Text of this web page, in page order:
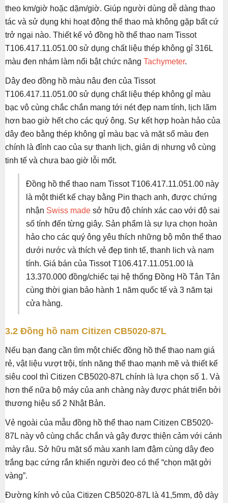
theo km/giờ hoặc dặm/giờ. Giúp người dùng dễ dàng thao
tác và sử dụng khi hoạt động thể thao mà không gặp bất cứ
trở ngại nào. Thiết kế vỏ đồng hồ thể thao nam Tissot
T106.417.11.051.00 sử dụng chất liệu thép không gỉ 316L
màu đen nhám làm nổi bật chức năng Tachymeter.
Dây đeo đồng hồ màu nâu đen của Tissot
T106.417.11.051.00 sử dụng chất liệu thép không gỉ màu
bạc vô cùng chắc chắn mang tới nét đẹp nam tính, lịch lãm
hơn bao giờ hết cho các quý ông. Sự kết hợp hoàn hảo của
dây đeo bằng thép không gỉ màu bạc và mặt số màu đen
chính là đỉnh cao của sự thanh lịch, giản dị nhưng vô cùng
tinh tế và chưa bao giờ lỗi mốt.
Đồng hồ thể thao nam Tissot T106.417.11.051.00 này
là một thiết kế chạy bằng Pin thạch anh, được chứng
nhận Swiss made sở hữu độ chính xác cao với độ sai
số tính đến từng giây. Sản phẩm là sự lựa chọn hoàn
hảo cho các quý ông yêu thích những bộ môn thể thao
dưới nước và thích vẻ đẹp tinh tế, thanh lich và nam
tính. Giá bán của Tissot T106.417.11.051.00 là
13.370.000 đồng/chiếc tại hệ thống Đồng Hồ Tân Tân
cùng thời gian bảo hành 1 năm quốc tế và 3 năm tại
cửa hàng.
3.2 Đồng hồ nam Citizen CB5020-87L
Nếu bạn đang cần tìm một chiếc đồng hồ thể thao nam giá
rẻ, vật liệu vượt trội, tính năng thể thao mạnh mẽ và thiết kế
siêu cool thì Citizen CB5020-87L chính là lựa chọn số 1. Và
hơn thế nữa bộ máy của anh chàng này được phát triển bởi
thương hiệu số 2 Nhật Bản.
Vẻ ngoài của mẫu đồng hồ thể thao nam Citizen CB5020-
87L này vô cùng chắc chắn và gây được thiện cảm với cánh
mày râu. Sở hữu mặt số màu xanh lam đậm cùng dây đeo
trắng bạc cứng rắn khiến người đeo có thể “chọn mặt gởi
vàng”.
Đường kính vỏ của Citizen CB5020-87L là 41,5mm, độ dày